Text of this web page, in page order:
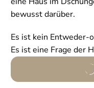
bewusst darüber.
Es ist kein Entweder-
Es ist eine Frage der
Weitere